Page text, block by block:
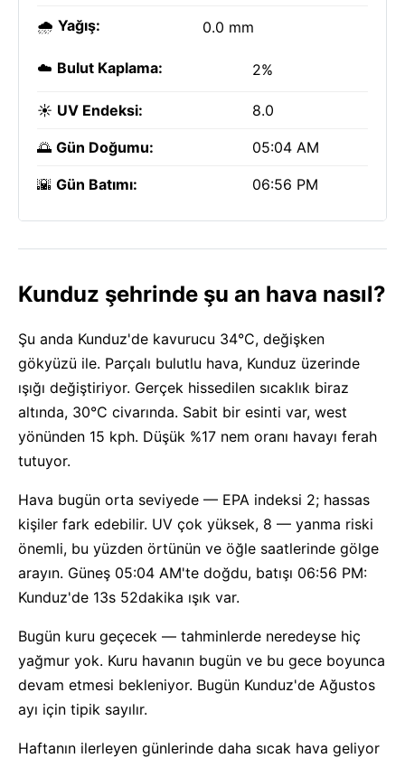
🌧️ Yağış: 0.0 mm
☁️ Bulut Kaplama: 2%
☀️ UV Endeksi: 8.0
🌅 Gün Doğumu: 05:04 AM
🌇 Gün Batımı: 06:56 PM
Kunduz şehrinde şu an hava nasıl?
Şu anda Kunduz'de kavurucu 34°C, değişken
gökyüzü ile. Parçalı bulutlu hava, Kunduz üzerinde
ışığı değiştiriyor. Gerçek hissedilen sıcaklık biraz
altında, 30°C civarında. Sabit bir esinti var, west
yönünden 15 kph. Düşük %17 nem oranı havayı ferah
tutuyor.
Hava bugün orta seviyede — EPA indeksi 2; hassas
kişiler fark edebilir. UV çok yüksek, 8 — yanma riski
önemli, bu yüzden örtünün ve öğle saatlerinde gölge
arayın. Güneş 05:04 AM'te doğdu, batışı 06:56 PM:
Kunduz'de 13s 52dakika ışık var.
Bugün kuru geçecek — tahminlerde neredeyse hiç
yağmur yok. Kuru havanın bugün ve bu gece boyunca
devam etmesi bekleniyor. Bugün Kunduz'de Ağustos
ayı için tipik sayılır.
Haftanın ilerleyen günlerinde daha sıcak hava geliyor